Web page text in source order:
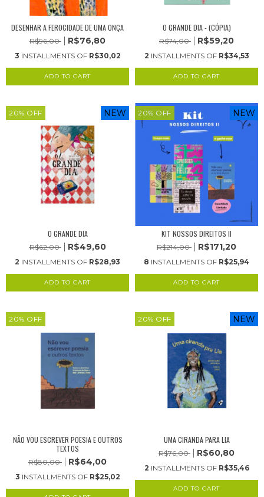
DESENHAR A FEROCIDADE DE UMA ONÇA
R$96,00 R$76,80
3 INSTALLMENTS OF R$30,02
O GRANDE DIA - (CÓPIA)
R$74,00 R$59,20
2 INSTALLMENTS OF R$34,53
20% OFF NEW
O GRANDE DIA
R$62,00 R$49,60
2 INSTALLMENTS OF R$28,93
20% OFF NEW
KIT NOSSOS DIREITOS II
R$214,00 R$171,20
8 INSTALLMENTS OF R$25,94
20% OFF
NÃO VOU ESCREVER POESIA E OUTROS
TEXTOS
R$80,00 R$64,00
3 INSTALLMENTS OF R$25,02
20% OFF NEW
UMA CIRANDA PARA LIA
R$76,00 R$60,80
2 INSTALLMENTS OF R$35,46